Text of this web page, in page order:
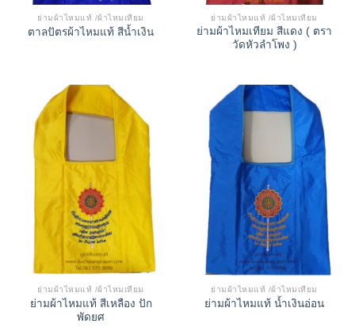
ย่ามผ้าไหมแท้ /ผ้าไหมเทียม
ตาลปัตรผ้าไหมแท้ สีน้ำเงิน
ย่ามผ้าไหมแท้ /ผ้าไหมเทียม
ย่ามผ้าไหมเทียม สีแดง ( ตรา
วัดหัวลำโพง )
ย่ามผ้าไหมแท้ /ผ้าไหมเทียม
ย่ามผ้าไหมแท้ สีเหลือง ปัก
พัดยศ
ย่ามผ้าไหมแท้ /ผ้าไหมเทียม
ย่ามผ้าไหมแท้ น้ำเงินอ่อน